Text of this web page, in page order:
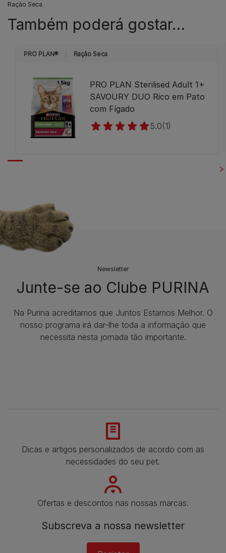
Ração Seca
Também poderá gostar…
PRO PLAN® Ração Seca
PRO PLAN Sterilised Adult 1+
SAVOURY DUO Rico em Pato
com Fígado
5.0(1)
Newsletter
Junte-se ao Clube PURINA
Na Purina acreditamos que Juntos Estamos Melhor. O
nosso programa irá dar-lhe toda a informação que
necessita nesta jornada tão importante.
Dicas e artigos personalizados de acordo com as
necessidades do seu pet.
Ofertas e descontos nas nossas marcas.
Subscreva a nossa newsletter